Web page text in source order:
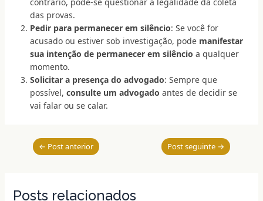
das provas.
Pedir para permanecer em silêncio: Se você for
acusado ou estiver sob investigação, pode manifestar
sua intenção de permanecer em silêncio a qualquer
momento.
Solicitar a presença do advogado: Sempre que
possível, consulte um advogado antes de decidir se
vai falar ou se calar.
← Post anterior Post seguinte →
Posts relacionados